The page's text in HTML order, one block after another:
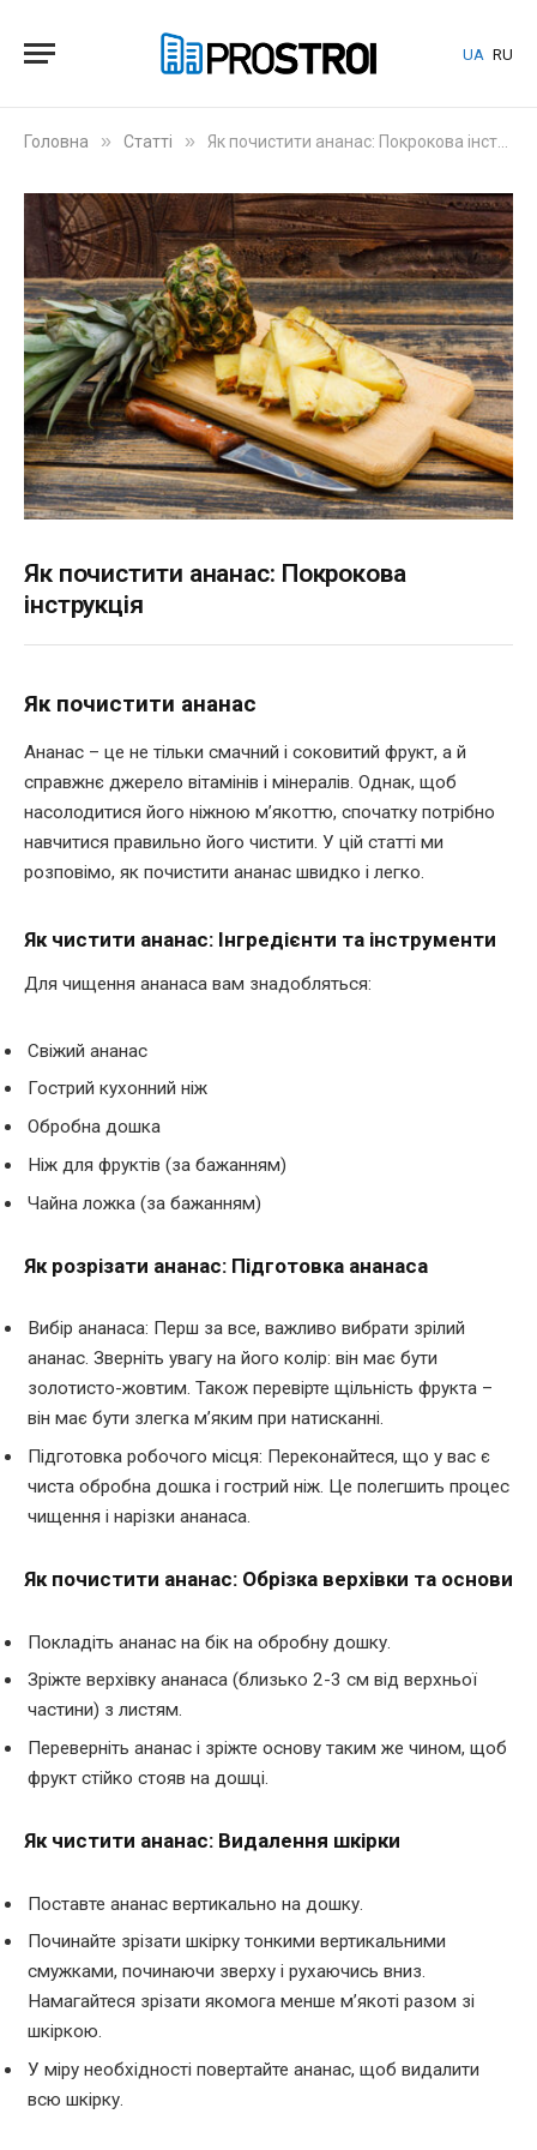
UA RU
Головна » Статті » Як почистити ананас: Покрокова інструкція
Як почистити ананас: Покрокова
інструкція
Як почистити ананас
Ананас – це не тільки смачний і соковитий фрукт, а й
справжнє джерело вітамінів і мінералів. Однак, щоб
насолодитися його ніжною м’якоттю, спочатку потрібно
навчитися правильно його чистити. У цій статті ми
розповімо, як почистити ананас швидко і легко.
Як чистити ананас: Інгредієнти та інструменти
Для чищення ананаса вам знадобляться:
Свіжий ананас
Гострий кухонний ніж
Обробна дошка
Ніж для фруктів (за бажанням)
Чайна ложка (за бажанням)
Як розрізати ананас: Підготовка ананаса
Вибір ананаса: Перш за все, важливо вибрати зрілий
ананас. Зверніть увагу на його колір: він має бути
золотисто-жовтим. Також перевірте щільність фрукта –
він має бути злегка м’яким при натисканні.
Підготовка робочого місця: Переконайтеся, що у вас є
чиста обробна дошка і гострий ніж. Це полегшить процес
чищення і нарізки ананаса.
Як почистити ананас: Обрізка верхівки та основи
Покладіть ананас на бік на обробну дошку.
Зріжте верхівку ананаса (близько 2-3 см від верхньої
частини) з листям.
Переверніть ананас і зріжте основу таким же чином, щоб
фрукт стійко стояв на дошці.
Як чистити ананас: Видалення шкірки
Поставте ананас вертикально на дошку.
Починайте зрізати шкірку тонкими вертикальними
смужками, починаючи зверху і рухаючись вниз.
Намагайтеся зрізати якомога менше м’якоті разом зі
шкіркою.
У міру необхідності повертайте ананас, щоб видалити
всю шкірку.